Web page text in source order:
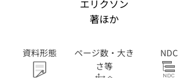
エリクソン
著ほか
資料形態
ページ数・大き
さ等
NDC